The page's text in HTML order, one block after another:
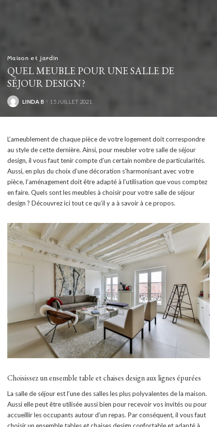
Maison et jardin
QUEL MEUBLE POUR UNE SALLE DE
SÉJOUR DESIGN ?
POSTED
LINDA B 15 JUILLET 2021
L’ameublement de chaque pièce de votre logement doit correspondre
au style de cette dernière. Ainsi, pour meubler votre salle de séjour
design, il vous faut tenir compte d’un certain nombre de particularités.
Aussi, en plus du choix d’une décoration s’harmonisant avec votre
pièce, l’aménagement doit être adapté à l’utilisation que vous comptez
en faire. Quels sont les meubles à choisir pour votre salle de séjour
design ? Découvrez ici tout ce qu’il y a à savoir à ce propos.
Choisissez un ensemble table et chaises design aux lignes épurées
La salle de séjour est l’une des salles les plus polyvalentes de la maison.
Aussi elle peut être utilisée aussi bien pour recevoir vos invités ou pour
accueillir les occupants autour d’un repas. Par conséquent, il vous faut